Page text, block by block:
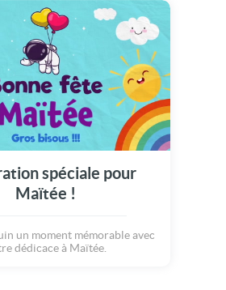
spéciale pour
Maïtée !
un moment mémorable avec
dédicace à Maïtée.